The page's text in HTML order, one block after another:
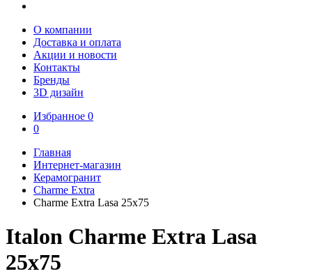
О компании
Доставка и оплата
Акции и новости
Контакты
Бренды
3D дизайн
Избранное 0
0
Главная
Интернет-магазин
Керамогранит
Charme Extra
Charme Extra Lasa 25x75
Italon Charme Extra Lasa
25x75